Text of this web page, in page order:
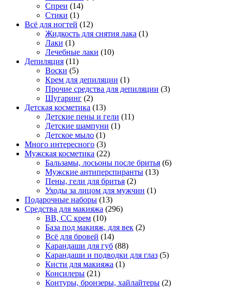
Спреи (14)
Стики (1)
Всё для ногтей (12)
Жидкость для снятия лака (1)
Лаки (1)
Лечебные лаки (10)
Депиляция (11)
Воски (5)
Крем для депиляции (1)
Прочие средства для депиляции (3)
Шугаринг (2)
Детская косметика (13)
Детские пены и гели (11)
Детские шампуни (1)
Детское мыло (1)
Много интересного (3)
Мужская косметика (22)
Бальзамы, лосьоны после бритья (6)
Мужские антиперспиранты (13)
Пены, гели для бритья (2)
Уходы за лицом для мужчин (1)
Подарочные наборы (13)
Средства для макияжа (296)
BB, CC крем (10)
База под макияж, для век (2)
Всё для бровей (14)
Карандаши для губ (88)
Карандаши и подводки для глаз (5)
Кисти для макияжа (1)
Консилеры (21)
Контуры, бронзеры, хайлайтеры (2)